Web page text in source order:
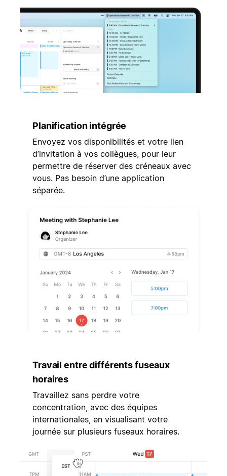
Planification intégrée
Envoyez vos disponibilités et votre lien
d’invitation à vos collègues, pour leur
permettre de réserver des créneaux avec
vous. Pas besoin d’une application
séparée.
Travail entre différents fuseaux
horaires
Travaillez sans perdre votre
concentration, avec des équipes
internationales, en visualisant votre
journée sur plusieurs fuseaux horaires.